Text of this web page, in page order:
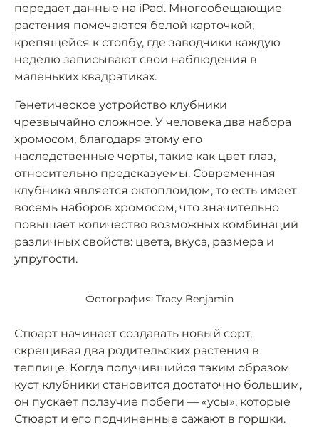
передает данные на iPad. Многообещающие
растения помечаются белой карточкой,
крепящейся к столбу, где заводчики каждую
неделю записывают свои наблюдения в
маленьких квадратиках.
Генетическое устройство клубники
чрезвычайно сложное. У человека два набора
хромосом, благодаря этому его
наследственные черты, такие как цвет глаз,
относительно предсказуемы. Современная
клубника является октоплоидом, то есть имеет
восемь наборов хромосом, что значительно
повышает количество возможных комбинаций
различных свойств: цвета, вкуса, размера и
упругости.
Фотография: Tracy Benjamin
Стюарт начинает создавать новый сорт,
скрещивая два родительских растения в
теплице. Когда получившийся таким образом
куст клубники становится достаточно большим,
он пускает ползучие побеги — «усы», которые
Стюарт и его подчиненные сажают в горшки.